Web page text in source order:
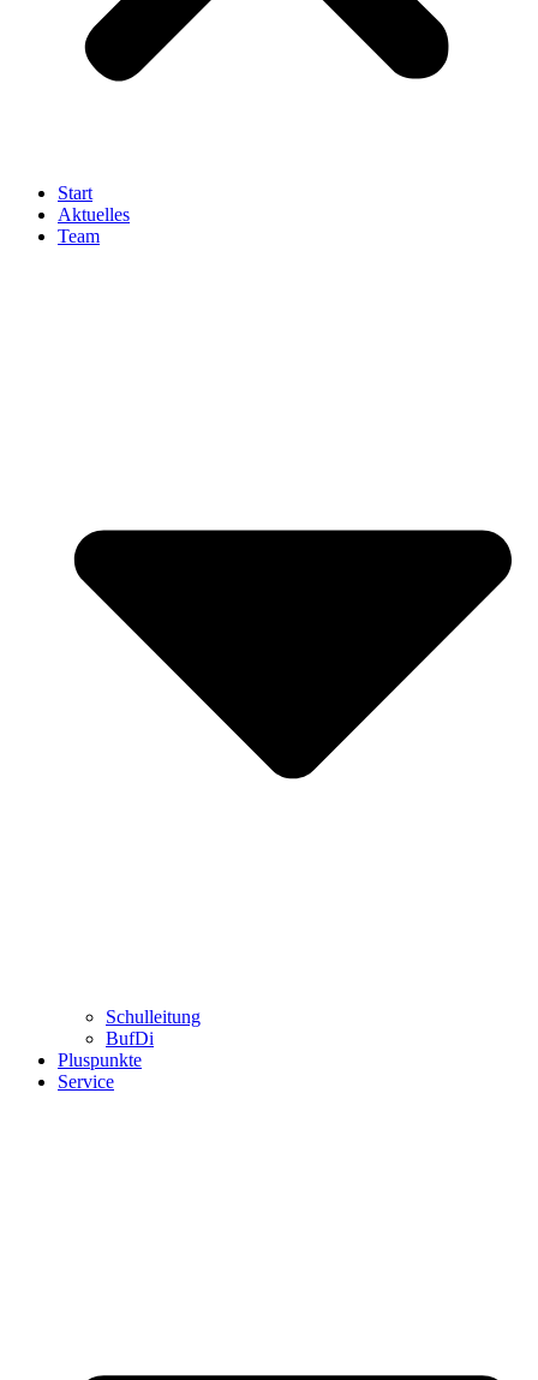
Start
Aktuelles
Team
Schulleitung
BufDi
Pluspunkte
Service